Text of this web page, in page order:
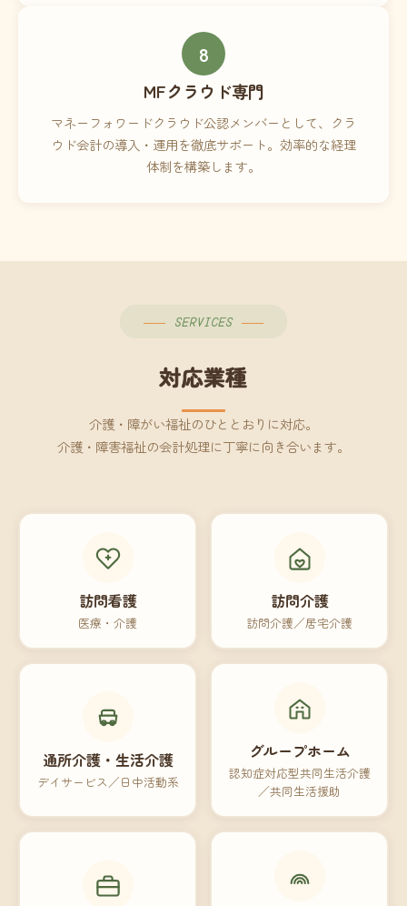
8
MFクラウド専門
マネーフォワードクラウド公認メンバーとして、クラ
ウド会計の導入・運用を徹底サポート。効率的な経理
体制を構築します。
SERVICES
対応業種
介護・障がい福祉のひととおりに対応。
介護・障害福祉の会計処理に丁寧に向き合います。
訪問看護
医療・介護
訪問介護
訪問介護／居宅介護
通所介護・生活介護
デイサービス／日中活動系
グループホーム
認知症対応型共同生活介護
／共同生活援助